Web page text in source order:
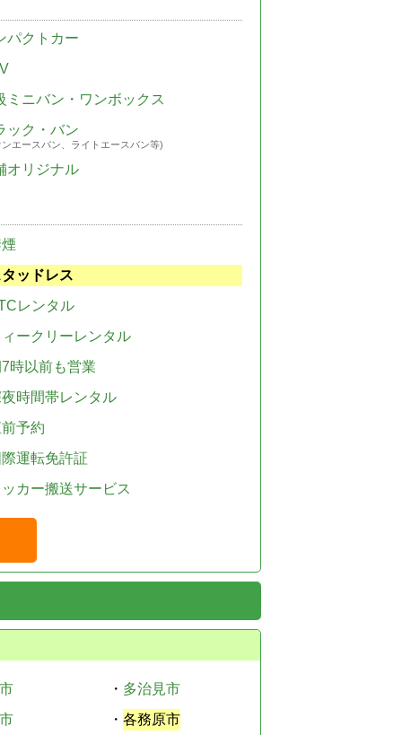
パクトカー
ミニバン・ワンボックス
ック・バン
エースバン、ライトエースバン等)
オリジナル
ッドレス
レンタル
ークリーレンタル
時以前も営業
時間帯レンタル
予約
運転免許証
カー搬送サービス
・ 多治見市
・ 各務原市